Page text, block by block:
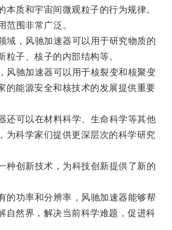
本质和宇宙间微观粒子的行为规律。
围非常广泛。
，风驰加速器可以用于研究物质的
粒子、核子的内部结构等。
驰加速器可以用于核裂变和核聚变
的能源安全和核技术的发展提供重要
可以在材料科学、生命科学等其他
为科学家们提供更深层次的科学研究
创新技术，为科技创新提供了新的
功率和分辨率，风驰加速器能够帮
自然界，解决当前科学难题，促进科